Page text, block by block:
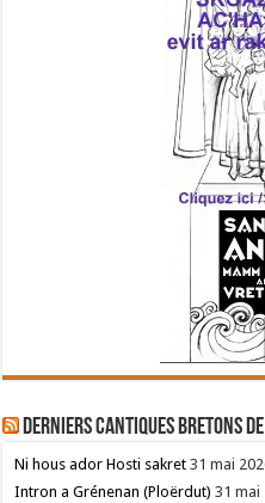
Derniers cantiques bretons
Ni hous ador Hosti sakret 31 mai
Intron a Grénenan (Ploërdut) 31 mai